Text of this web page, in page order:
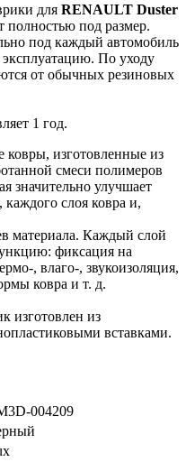
для RENAULT Duster
полностью под размер.
под каждый автомобиль
По уходу
от обычных резиновых
1 год.
изготовленные из
смеси полимеров
значительно улучшает
слоя ковра и,
материала. Каждый слой
фиксация на
, влаго-, звукоизоляция,
ковра и т. д.
изготовлен из
вставками.
004209